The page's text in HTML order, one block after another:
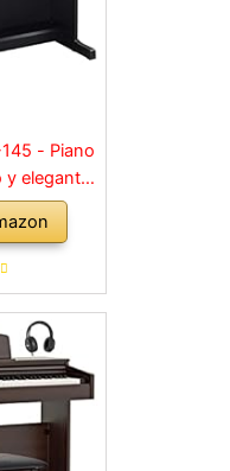
- Piano
y elegante
la casa,